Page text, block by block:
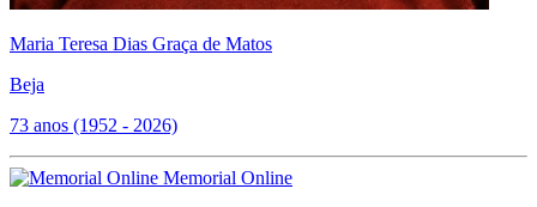
Maria Teresa Dias Graça de Matos
Beja
73 anos (1952 - 2026)
Memorial Online